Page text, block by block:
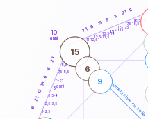
generazione maschile
10
anni
1-2,5
2,5-3,5
3,5-4
6-7,5
7,5-8,5
8,5-9
11-12,5
12,5-13,5
13,5-14
16-17,5
17,5-18,5
18,5-19
6
21
12
18
6
6
21
21 6
15
9
3
21 6
15
6
9
5anni
15 anni